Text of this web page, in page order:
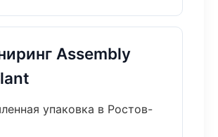
Assembly
упаковка в Ростов-